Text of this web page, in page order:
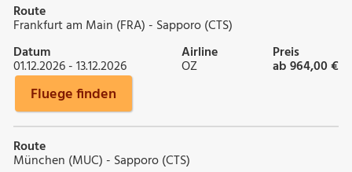
Route
Frankfurt am Main (FRA) - Sapporo (CTS)
Datum
01.12.2026 - 13.12.2026
Airline
OZ
Preis
ab 964,00 €
Fluege finden
Route
München (MUC) - Sapporo (CTS)